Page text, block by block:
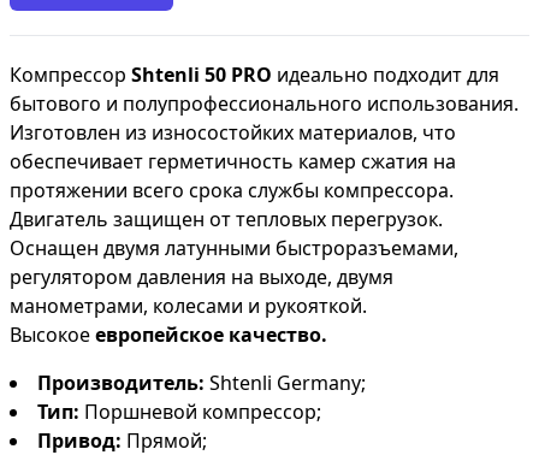
Компрессор Shtenli 50 PRO идеально подходит для
бытового и полупрофессионального использования.
Изготовлен из износостойких материалов, что
обеспечивает герметичность камер сжатия на
протяжении всего срока службы компрессора.
Двигатель защищен от тепловых перегрузок.
Оснащен двумя латунными быстроразъемами,
регулятором давления на выходе, двумя
манометрами, колесами и рукояткой.
Высокоеевропейское качество.
Производитель: Shtenli Germany;
Тип: Поршневой компрессор;
Привод: Прямой;